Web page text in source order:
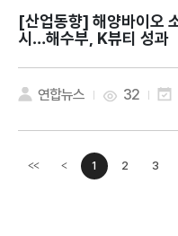
[산업동향]
시…해수부, K뷰티 성과
연합뉴스 32
<< <이전페이지
1 2 3